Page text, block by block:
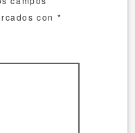
con *